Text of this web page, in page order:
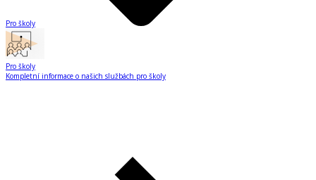
Pro školy
Pro školy
Kompletní informace o našich službách pro školy